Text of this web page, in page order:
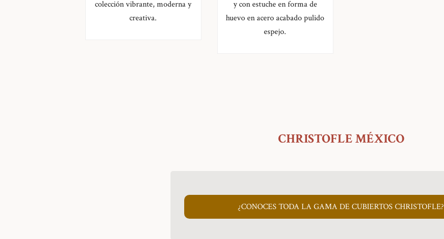
colección vibrante, moderna y
creativa.
y con estuche en forma de
huevo en acero acabado pulido
espejo.
CHRISTOFLE MÉXICO
¿CONOCES TODA LA GAMA DE CUBIERTOS CHRISTOFLE?